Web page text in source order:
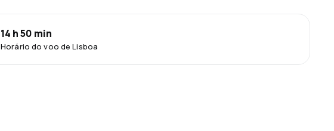
Horário do voo de Lisboa
14 h 50 min